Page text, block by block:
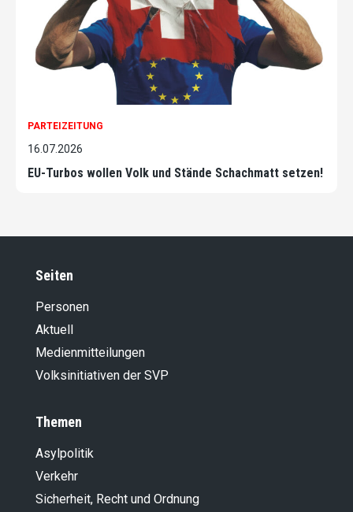
PARTEIZEITUNG
16.07.2026
EU-Turbos wollen Volk und Stände Schachmatt setzen!
Seiten
Personen
Aktuell
Medienmitteilungen
Volksinitiativen der SVP
Themen
Asylpolitik
Verkehr
Sicherheit, Recht und Ordnung